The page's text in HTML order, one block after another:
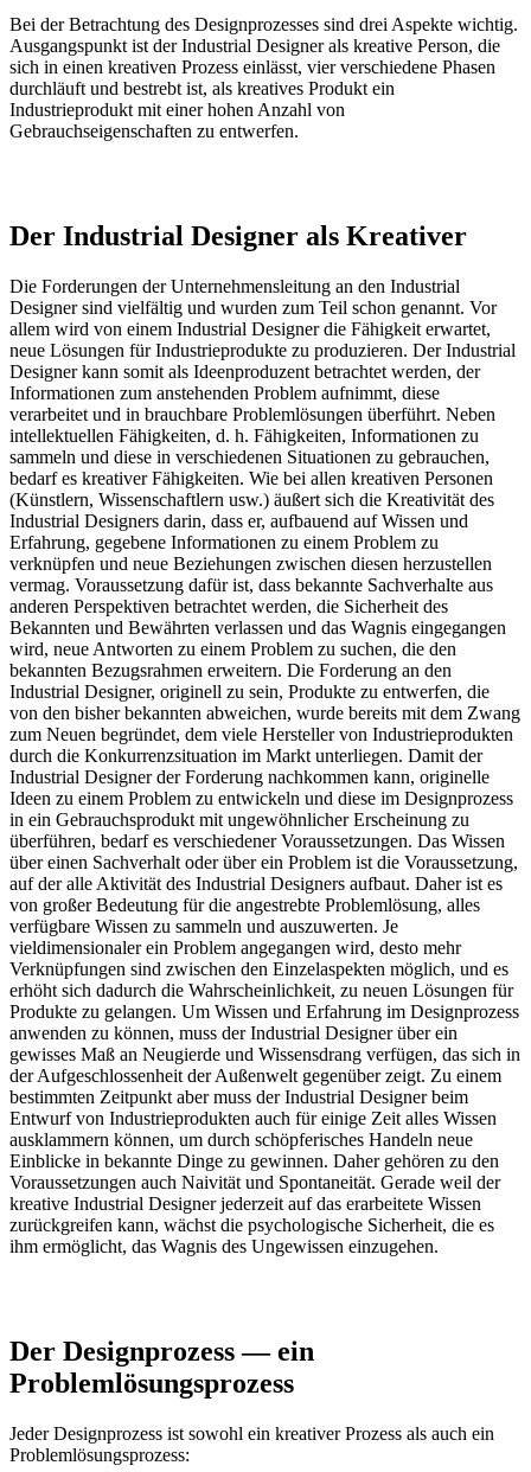
Bei der Betrachtung des Designprozesses sind drei Aspekte wichtig.
Ausgangspunkt ist der Industrial Designer als kreative Person, die
sich in einen kreativen Prozess einlässt, vier verschiedene Phasen
durchläuft und bestrebt ist, als kreatives Produkt ein
Industrieprodukt mit einer hohen Anzahl von
Gebrauchseigenschaften zu entwerfen.
Der Industrial Designer als Kreativer
Die Forderungen der Unternehmensleitung an den Industrial
Designer sind vielfältig und wurden zum Teil schon genannt. Vor
allem wird von einem Industrial Designer die Fähigkeit erwartet,
neue Lösungen für Industrieprodukte zu produzieren. Der Industrial
Designer kann somit als Ideenproduzent betrachtet werden, der
Informationen zum anstehenden Problem aufnimmt, diese
verarbeitet und in brauchbare Problemlösungen überführt. Neben
intellektuellen Fähigkeiten, d. h. Fähigkeiten, Informationen zu
sammeln und diese in verschiedenen Situationen zu gebrauchen,
bedarf es kreativer Fähigkeiten. Wie bei allen kreativen Personen
(Künstlern, Wissenschaftlern usw.) äußert sich die Kreativität des
Industrial Designers darin, dass er, aufbauend auf Wissen und
Erfahrung, gegebene Informationen zu einem Problem zu
verknüpfen und neue Beziehungen zwischen diesen herzustellen
vermag. Voraussetzung dafür ist, dass bekannte Sachverhalte aus
anderen Perspektiven betrachtet werden, die Sicherheit des
Bekannten und Bewährten verlassen und das Wagnis eingegangen
wird, neue Antworten zu einem Problem zu suchen, die den
bekannten Bezugsrahmen erweitern. Die Forderung an den
Industrial Designer, originell zu sein, Produkte zu entwerfen, die
von den bisher bekannten abweichen, wurde bereits mit dem Zwang
zum Neuen begründet, dem viele Hersteller von Industrieprodukten
durch die Konkurrenzsituation im Markt unterliegen. Damit der
Industrial Designer der Forderung nachkommen kann, originelle
Ideen zu einem Problem zu entwickeln und diese im Designprozess
in ein Gebrauchsprodukt mit ungewöhnlicher Erscheinung zu
überführen, bedarf es verschiedener Voraussetzungen. Das Wissen
über einen Sachverhalt oder über ein Problem ist die Voraussetzung,
auf der alle Aktivität des Industrial Designers aufbaut. Daher ist es
von großer Bedeutung für die angestrebte Problemlösung, alles
verfügbare Wissen zu sammeln und auszuwerten. Je
vieldimensionaler ein Problem angegangen wird, desto mehr
Verknüpfungen sind zwischen den Einzelaspekten möglich, und es
erhöht sich dadurch die Wahrscheinlichkeit, zu neuen Lösungen für
Produkte zu gelangen. Um Wissen und Erfahrung im Designprozess
anwenden zu können, muss der Industrial Designer über ein
gewisses Maß an Neugierde und Wissensdrang verfügen, das sich in
der Aufgeschlossenheit der Außenwelt gegenüber zeigt. Zu einem
bestimmten Zeitpunkt aber muss der Industrial Designer beim
Entwurf von Industrieprodukten auch für einige Zeit alles Wissen
ausklammern können, um durch schöpferisches Handeln neue
Einblicke in bekannte Dinge zu gewinnen. Daher gehören zu den
Voraussetzungen auch Naivität und Spontaneität. Gerade weil der
kreative Industrial Designer jederzeit auf das erarbeitete Wissen
zurückgreifen kann, wächst die psychologische Sicherheit, die es
ihm ermöglicht, das Wagnis des Ungewissen einzugehen.
Der Designprozess — ein
Problemlösungsprozess
Jeder Designprozess ist sowohl ein kreativer Prozess als auch ein
Problemlösungsprozess: